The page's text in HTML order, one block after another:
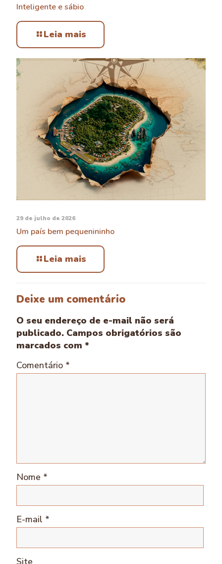
Inteligente e sábio
Leia mais
29 de julho de 2026
Um país bem pequenininho
Leia mais
Deixe um comentário
O seu endereço de e-mail não será
publicado. Campos obrigatórios são
marcados com *
Comentário *
Nome *
E-mail *
Site